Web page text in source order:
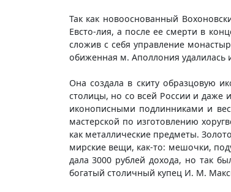
Так как новооснованный
Евсто-лия, а после ее смерти в
сложив с себя управление
обиженная м. Аполлония удалилась
Она создала в скиту образцовую
столицы, но со всей России и даже
иконописными подлинниками и
мастерской по изготовлению
как металлические предметы.
мирские вещи, как-то: мешочки,
дала 3000 рублей дохода, но так
богатый столичный купец И. М.